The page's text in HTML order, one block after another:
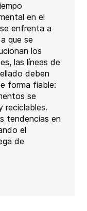
en el
enfrenta a
que se
los
las líneas de
deben
forma fiable:
se
reciclables.
tendencias en
el
de